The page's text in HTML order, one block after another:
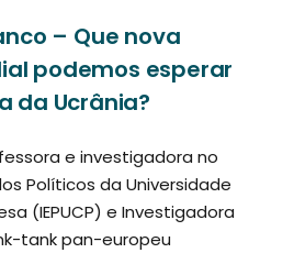
– Que nova
podemos esperar
da Ucrânia?
e investigadora no
Políticos da Universidade
(IEPUCP) e Investigadora
tank pan-europeu